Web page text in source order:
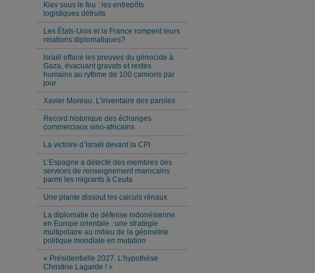
Kiev sous le feu : les entrepôts
logistiques détruits
Les États-Unis et la France rompent leurs
relations diplomatiques?
Israël efface les preuves du génocide à
Gaza, évacuant gravats et restes
humains au rythme de 100 camions par
jour
Xavier Moreau. L’inventaire des paroles
Record historique des échanges
commerciaux sino-africains
La victoire d’Israël devant la CPI
L’Espagne a détecté des membres des
services de renseignement marocains
parmi les migrants à Ceuta
Une plante dissout les calculs rénaux
La diplomatie de défense indonésienne
en Europe orientale : une stratégie
multipolaire au milieu de la géométrie
politique mondiale en mutation
« Présidentielle 2027. L’hypothèse
Christine Lagarde ! »